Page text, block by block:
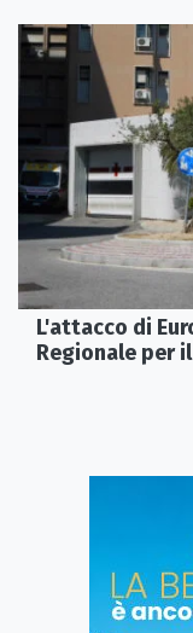
L'attacco di
Regionale per